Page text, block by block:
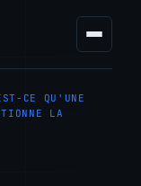
CE QU'UNE
LA